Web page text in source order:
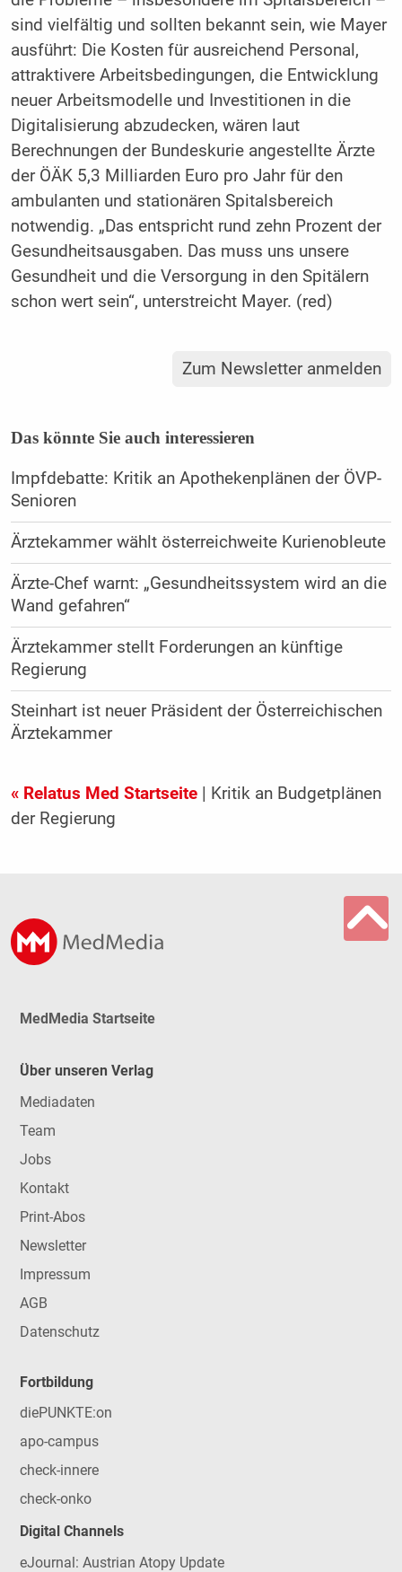
sind vielfältig und sollten bekannt sein, wie Mayer
ausführt: Die Kosten für ausreichend Personal,
attraktivere Arbeitsbedingungen, die Entwicklung
neuer Arbeitsmodelle und Investitionen in die
Digitalisierung abzudecken, wären laut
Berechnungen der Bundeskurie angestellte Ärzte
der ÖÄK 5,3 Milliarden Euro pro Jahr für den
ambulanten und stationären Spitalsbereich
notwendig. „Das entspricht rund zehn Prozent der
Gesundheitsausgaben. Das muss uns unsere
Gesundheit und die Versorgung in den Spitälern
schon wert sein“, unterstreicht Mayer. (red)
Zum Newsletter anmelden
Das könnte Sie auch interessieren
Impfdebatte: Kritik an Apothekenplänen der ÖVP-
Senioren
Ärztekammer wählt österreichweite Kurienobleute
Ärzte-Chef warnt: „Gesundheitssystem wird an die
Wand gefahren“
Ärztekammer stellt Forderungen an künftige
Regierung
Steinhart ist neuer Präsident der Österreichischen
Ärztekammer
« Relatus Med Startseite| Kritik an Budgetplänen
der Regierung
MedMedia Startseite
Über unseren Verlag
Mediadaten
Team
Jobs
Kontakt
Print-Abos
Newsletter
Impressum
AGB
Datenschutz
Fortbildung
diePUNKTE:on
apo-campus
check-innere
check-onko
Digital Channels
eJournal: Austrian Atopy Update